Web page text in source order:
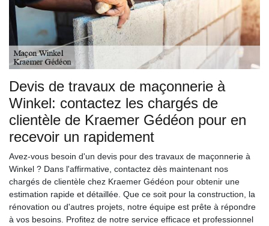
Devis de travaux de maçonnerie à
Winkel: contactez les chargés de
clientèle de Kraemer Gédéon pour en
recevoir un rapidement
Avez-vous besoin d'un devis pour des travaux de maçonnerie à
Winkel ? Dans l'affirmative, contactez dès maintenant nos
chargés de clientèle chez Kraemer Gédéon pour obtenir une
estimation rapide et détaillée. Que ce soit pour la construction, la
rénovation ou d'autres projets, notre équipe est prête à répondre
à vos besoins. Profitez de notre service efficace et professionnel